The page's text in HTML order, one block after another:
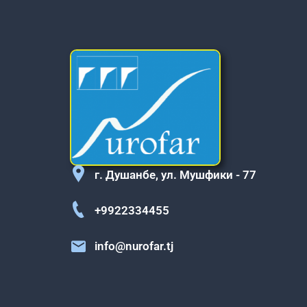
г. Душанбе, ул. Мушфики - 77
+9922334455
info@nurofar.tj